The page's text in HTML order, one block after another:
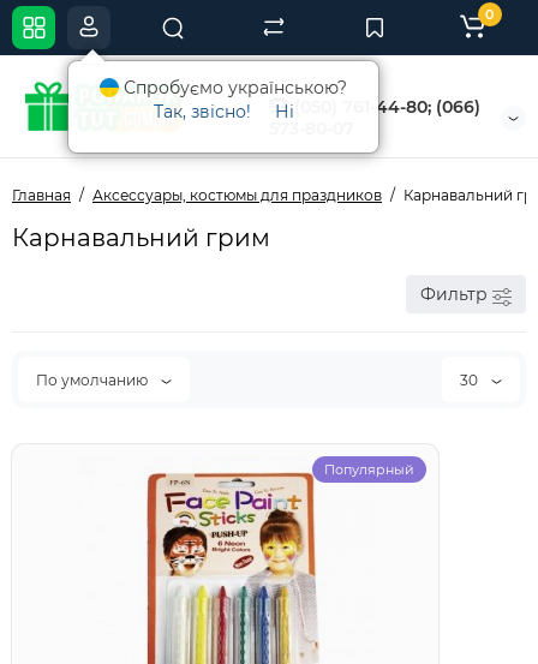
(050) 761-44-80; (066)
0
Главная Аксессуары, костюмы для праздников Карнавальний
Карнавальний грим
Фильтр
По умолчанию 30
Популярный
Спробуємо українською?
Так, звісно!
Ні